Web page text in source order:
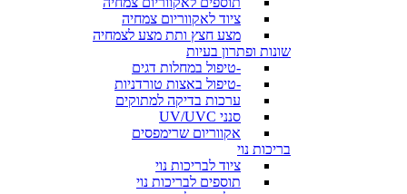
ציוד לאקווריום צמחיה
מצע חצץ ותת מצע לצמחיה
שונות ופתרון בעיות
-טיפול במחלות דגים
-טיפול באצות טורדניות
ערכות בדיקה למתוקים
סנני UV/UVC
אקווריום שרימפסים
בריכות נוי
ציוד לבריכות נוי
תוספים לבריכות נוי